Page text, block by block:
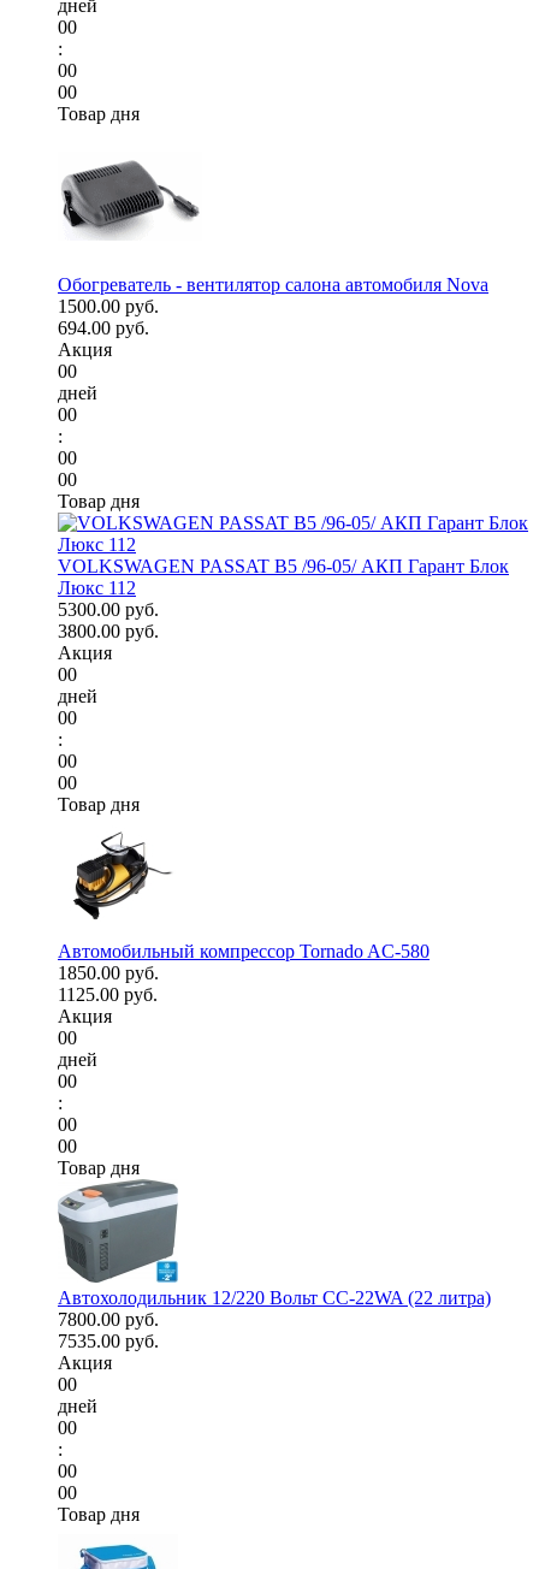
дней
00
:
00
00
Товар дня
Обогреватель - вентилятор салона автомобиля Nova
1500.00 руб.
694.00 руб.
Акция
00
дней
00
:
00
00
Товар дня
VOLKSWAGEN PASSAT B5 /96-05/ АКП Гарант Блок
Люкс 112
5300.00 руб.
3800.00 руб.
Акция
00
дней
00
:
00
00
Товар дня
Автомобильный компрессор Tornado AC-580
1850.00 руб.
1125.00 руб.
Акция
00
дней
00
:
00
00
Товар дня
Автохолодильник 12/220 Вольт CC-22WA (22 литра)
7800.00 руб.
7535.00 руб.
Акция
00
дней
00
:
00
00
Товар дня